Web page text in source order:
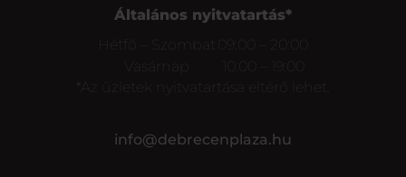
Általános nyitvatartás*
Hétfő – Szombat
09:00 – 20:00
Vasárnap
*Az üzletek nyitvatartása eltérő lehet.
info@debrecenplaza.hu